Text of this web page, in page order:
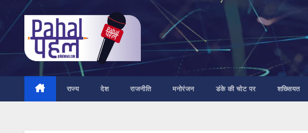
content
राज्य देश राजनीति मनोरंजन डंके की चोट पर शख्सियत